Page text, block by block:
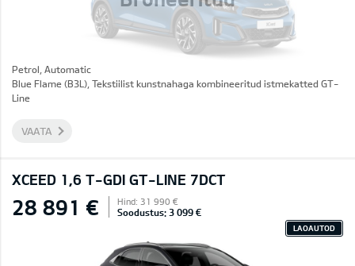
Petrol, Automatic
Blue Flame (B3L), Tekstiilist kunstnahaga kombineeritud istmekatted GT-
Line
VAATA
XCEED 1,6 T-GDI GT-LINE 7DCT
28 891 € Hind: 31 990 €
Soodustus: 3 099 €
LAOAUTOD